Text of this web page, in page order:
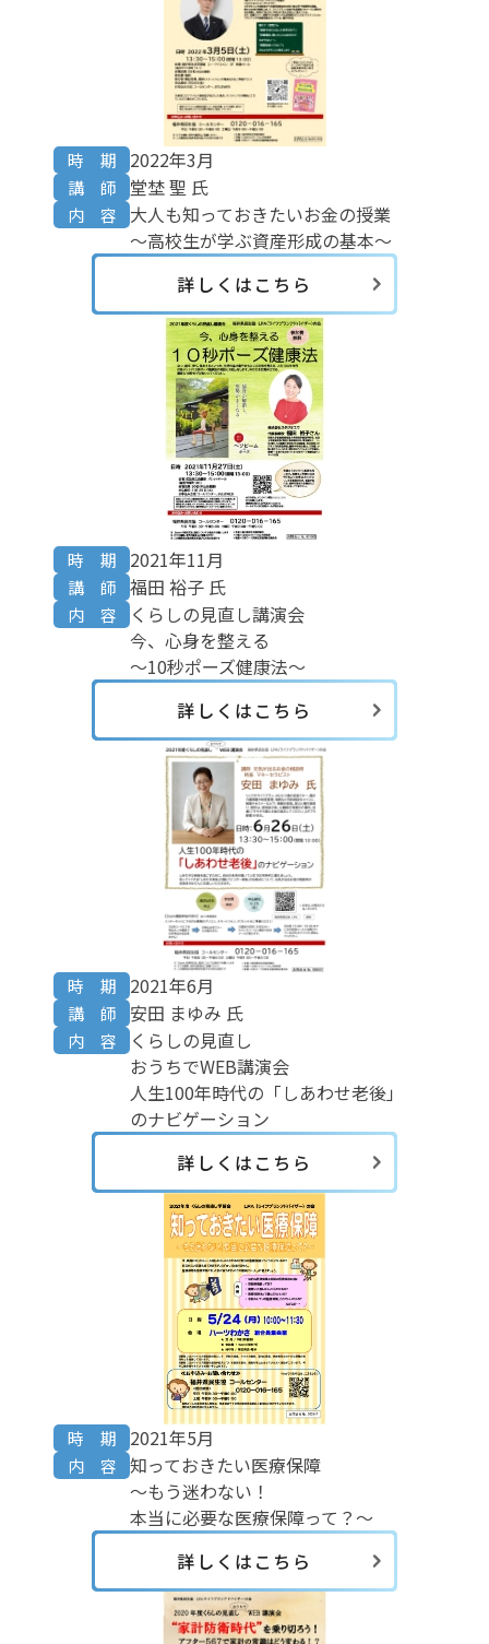
時 期 2022年3月
講 師 堂埜 聖 氏
内 容
大人も知っておきたいお金の授業
～高校生が学ぶ資産形成の基本～
詳しくはこちら
時 期 2021年11月
講 師 福田 裕子 氏
内 容
くらしの見直し講演会
今、心身を整える
～10秒ポーズ健康法～
詳しくはこちら
時 期 2021年6月
講 師 安田 まゆみ 氏
内 容
くらしの見直し
おうちでWEB講演会
人生100年時代の「しあわせ老後」
のナビゲーション
詳しくはこちら
時 期 2021年5月
内 容
知っておきたい医療保障
～もう迷わない！
本当に必要な医療保障って？～
詳しくはこちら